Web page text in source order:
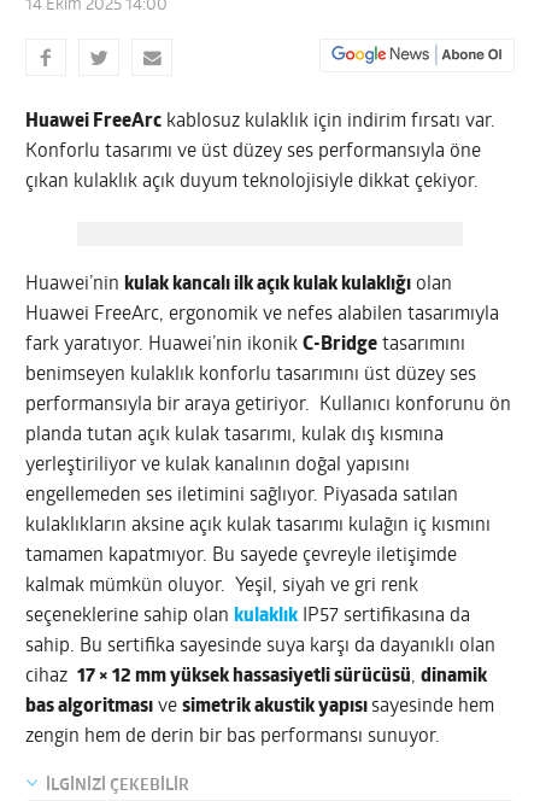
14 Ekim 2025 14:00
Huawei FreeArc kablosuz kulaklık için indirim fırsatı var.
Konforlu tasarımı ve üst düzey ses performansıyla öne
çıkan kulaklık açık duyum teknolojisiyle dikkat çekiyor.
Huawei’nin kulak kancalı ilk açık kulak kulaklığı olan
Huawei FreeArc, ergonomik ve nefes alabilen tasarımıyla
fark yaratıyor. Huawei’nin ikonikC-Bridge tasarımını
benimseyen kulaklık konforlu tasarımını üst düzey ses
performansıyla bir araya getiriyor. Kullanıcı konforunu ön
planda tutan açık kulak tasarımı, kulak dış kısmına
yerleştiriliyor ve kulak kanalının doğal yapısını
engellemeden ses iletimini sağlıyor. Piyasada satılan
kulaklıkların aksine açık kulak tasarımı kulağın iç kısmını
tamamen kapatmıyor. Bu sayede çevreyle iletişimde
kalmak mümkün oluyor. Yeşil, siyah ve gri renk
seçeneklerine sahip olan kulaklık IP57 sertifikasına da
sahip. Bu sertifika sayesinde suya karşı da dayanıklı olan
cihaz17 × 12 mm yüksek hassasiyetli sürücüsü,dinamik
bas algoritması vesimetrik akustik yapısı sayesinde hem
zengin hem de derin bir bas performansı sunuyor.
İLGİNİZİ ÇEKEBİLİR